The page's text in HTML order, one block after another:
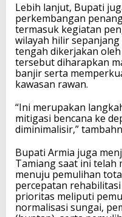
Lebih lanjut, Bupati
perkembangan
termasuk kegiatan
wilayah hilir
tengah dikerjakan oleh
tersebut diharapkan
banjir serta
kawasan rawan.
“Ini merupakan
mitigasi bencana ke
diminimalisir,”
Bupati Armia juga
Tamiang saat ini telah
menuju pemulihan
percepatan
prioritas meliputi
normalisasi sungai,